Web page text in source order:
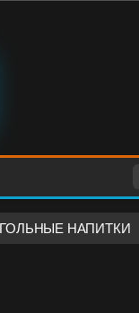
НАПИТКИ